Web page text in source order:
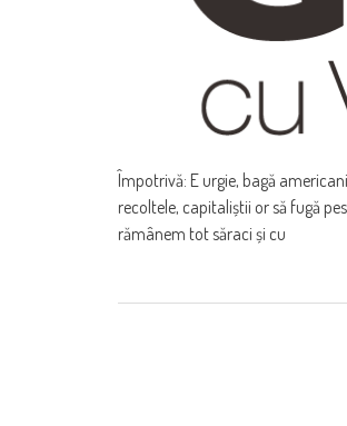
Împotrivă: E urgie, bagă
recoltele, capitaliștii or să fugă
rămânem tot săraci și cu